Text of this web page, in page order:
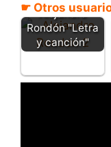
☛ Otros
Alejandro
Rondón "Letra
y canción"